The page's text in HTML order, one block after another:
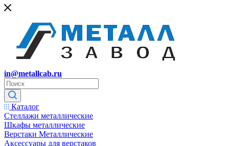
in@metallcab.ru
Каталог
Стеллажи металлические
Шкафы металлические
Верстаки Металлические
Аксессуары для верстаков